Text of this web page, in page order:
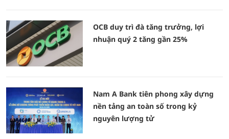
OCB duy trì đà tăng trưởng, lợi
nhuận quý 2 tăng gần 25%
Nam A Bank tiên phong xây dựng
nền tảng an toàn số trong kỷ
nguyên lượng tử